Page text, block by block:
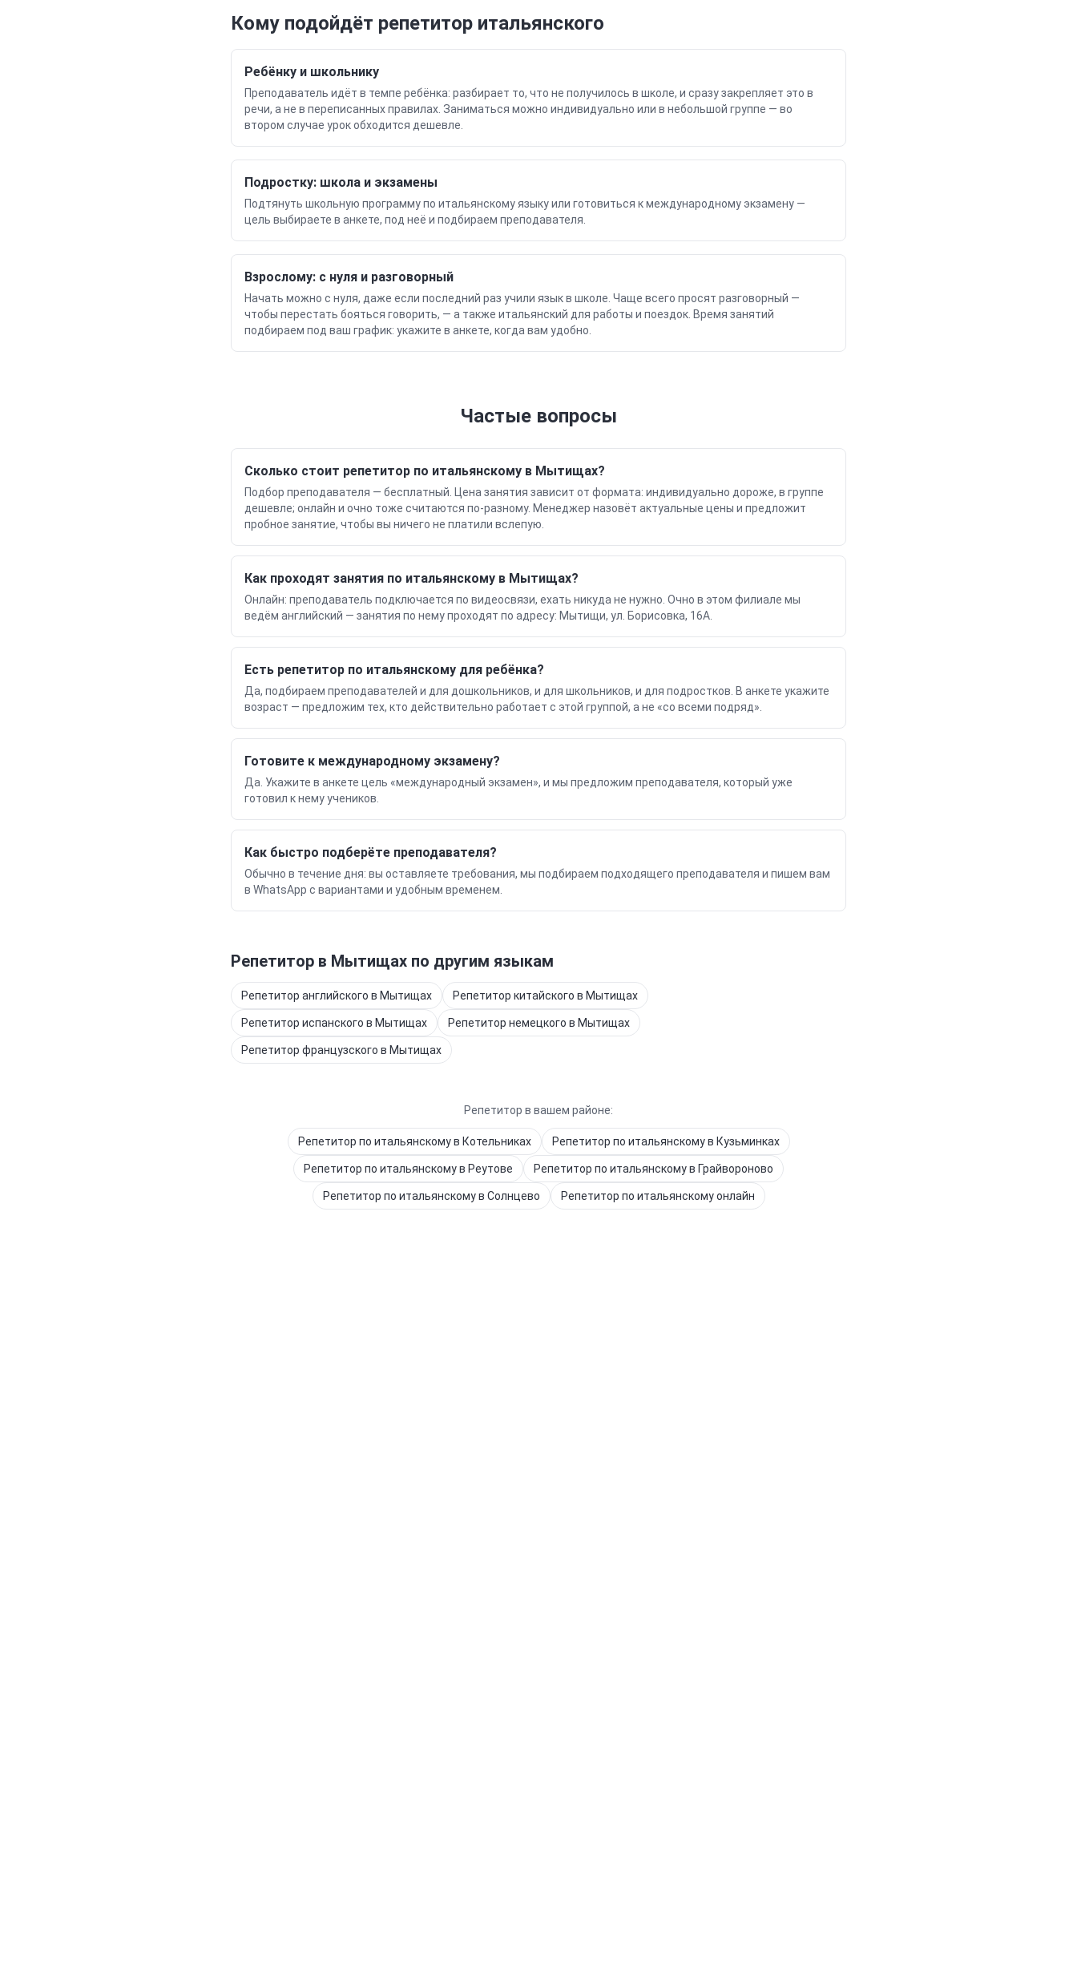
Кому подойдёт репетитор итальянского
Ребёнку и школьнику
Преподаватель идёт в темпе ребёнка: разбирает то, что не получилось в школе, и сразу закрепляет это в
речи, а не в переписанных правилах. Заниматься можно индивидуально или в небольшой группе — во
втором случае урок обходится дешевле.
Подростку: школа и экзамены
Подтянуть школьную программупо итальянскому языкуили готовиться к международному экзамену —
цель выбираете в анкете, под неё и подбираем преподавателя.
Взрослому: с нуля и разговорный
Начать можно с нуля, даже если последний раз учили язык в школе. Чаще всего просят разговорный —
чтобы перестать бояться говорить, — а также итальянский для работы и поездок. Время занятий
подбираем под ваш график: укажите в анкете, когда вам удобно.
Частые вопросы
Сколько стоит репетитор по итальянскому в Мытищах?
Подбор преподавателя — бесплатный. Цена занятия зависит от формата: индивидуально дороже, в группе
дешевле; онлайн и очно тоже считаются по-разному. Менеджер назовёт актуальные цены и предложит
пробное занятие, чтобы вы ничего не платили вслепую.
Как проходят занятия по итальянскому в Мытищах?
Онлайн: преподаватель подключается по видеосвязи, ехать никуда не нужно. Очно в этом филиале мы
ведём английский — занятия по нему проходят по адресу: Мытищи, ул. Борисовка, 16А.
Есть репетитор по итальянскому для ребёнка?
Да, подбираем преподавателей и для дошкольников, и для школьников, и для подростков. В анкете укажите
возраст — предложим тех, кто действительно работает с этой группой, а не «со всеми подряд».
Готовите к международному экзамену?
Да. Укажите в анкете цель «международный экзамен», и мы предложим преподавателя, который уже
готовил к нему учеников.
Как быстро подберёте преподавателя?
Обычно в течение дня: вы оставляете требования, мы подбираем подходящего преподавателя и пишем вам
в WhatsApp с вариантами и удобным временем.
Репетитор в Мытищах по другим языкам
Репетитор английского в Мытищах Репетитор китайского в Мытищах
Репетитор испанского в Мытищах Репетитор немецкого в Мытищах
Репетитор французского в Мытищах
Репетитор в вашем районе:
Репетитор по итальянскому в Котельниках Репетитор по итальянскому в Кузьминках
Репетитор по итальянскомув Реутове Репетитор по итальянскомув Грайвороново
Репетитор по итальянскому в Солнцево Репетитор по итальянскому онлайн